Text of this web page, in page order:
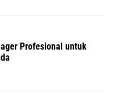
Profesional untuk